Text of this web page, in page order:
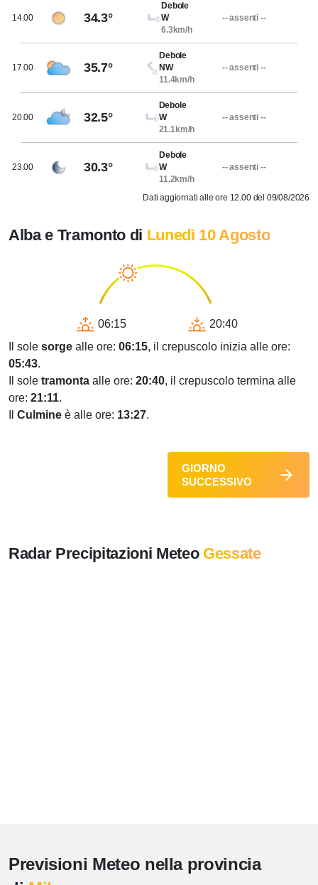
14.00 34.3°
Debole
W
6.3km/h
-- assenti --
17.00 35.7°
Debole
NW
11.4km/h
-- assenti --
20.00 32.5°
Debole
W
21.1km/h
-- assenti --
23.00 30.3°
Debole
W
11.2km/h
-- assenti --
Dati aggiornati alle ore 12.00 del 09/08/2026
Alba e Tramonto di Lunedì 10 Agosto
06:15
20:40
Il sole sorge alle ore: 06:15, il crepuscolo inizia alle ore:
05:43.
Il sole tramonta alle ore: 20:40, il crepuscolo termina alle
ore: 21:11.
Culmine è alle ore: 13:27.
GIORNO
SUCCESSIVO
Radar Precipitazioni Meteo Gessate
Previsioni Meteo nella provincia